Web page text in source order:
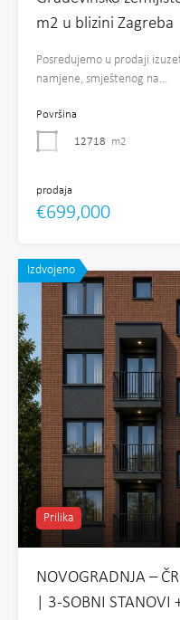
m2 u blizini Zagreba
Posredujemo u prodaji
namjene, smještenog na…
Površina
12718 m2
prodaja
€699,000
Izdvojeno
Prilika
NOVOGRADNJA –
| 3-SOBNI STANOVI